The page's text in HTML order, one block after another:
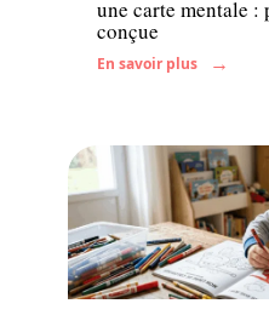
une carte mentale :
conçue
En savoir plus
Famille